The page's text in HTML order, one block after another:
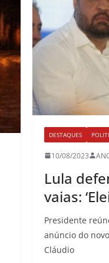
DESTAQUES
10/08/2023
Lula
vaias:
Presidente
anúncio do
Cláudio